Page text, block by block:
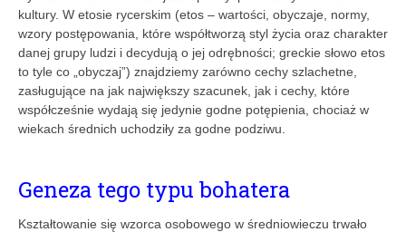
kultury. W etosie rycerskim (etos – wartości, obyczaje, normy,
wzory postępowania, które współtworzą styl życia oraz charakter
danej grupy ludzi i decydują o jej odrębności; greckie słowo etos
to tyle co „obyczaj”) znajdziemy zarówno cechy szlachetne,
zasługujące na jak największy szacunek, jak i cechy, które
współcześ­nie wydają się jedynie godne potępienia, chociaż w
wiekach średnich uchodziły za godne podziwu.
Geneza tego typu bohatera
Kształtowanie się wzorca osobowego w średniowieczu trwało